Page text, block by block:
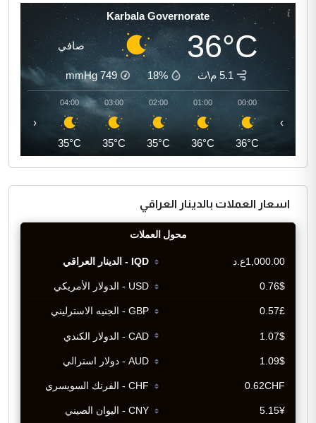
Karbala Governorate
36°C صافي
5.1 م\ث 18%
749
mmHg
00:00
36°C
01:00
36°C
02:00
35°C
03:00
35°C
04:00
35°C
‹ ›
اسعار العملات بالدينار العراقي